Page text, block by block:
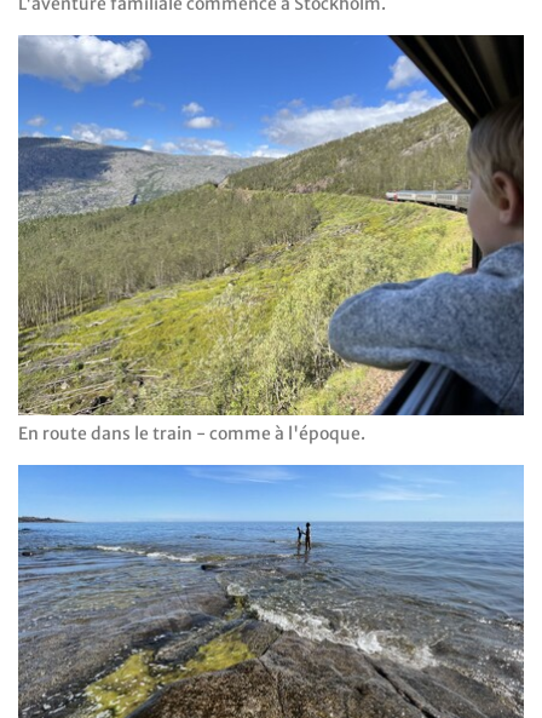
En route dans le train - comme à l'époque.